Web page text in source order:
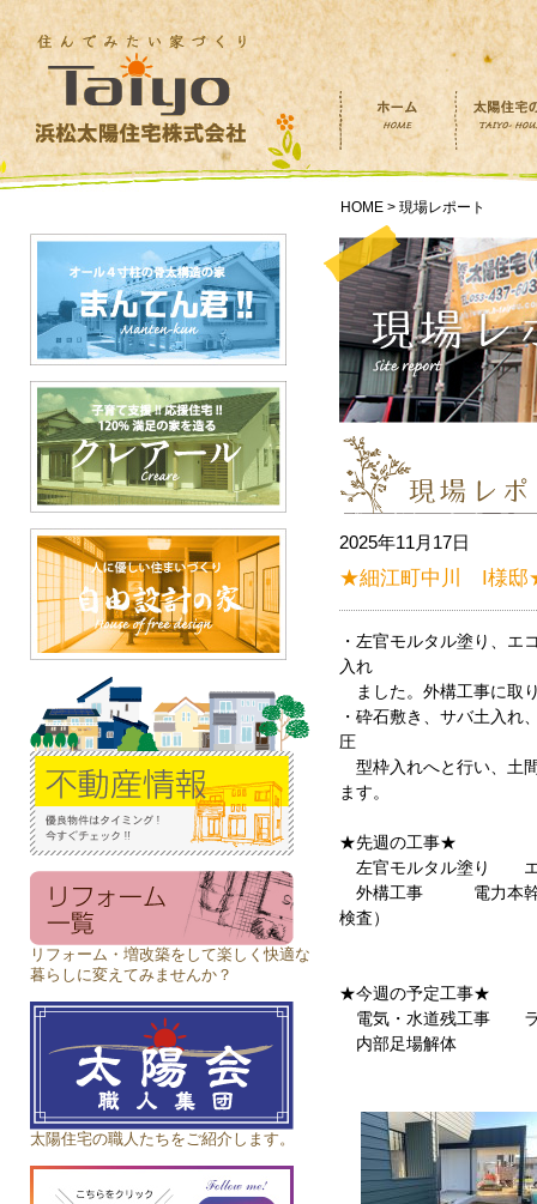
HOME > 現場レポート
2025年11月17日
★細江町中川 I様邸
・左官モルタル塗り、エ
入れ
ました。外構工事に取
・砕石敷き、サバ土入れ
圧
型枠入れへと行い、土
ます。
★先週の工事★
左官モルタル塗り エ
外構工事 電力本幹
検査）
★今週の予定工事★
電気・水道残工事
内部足場解体
リフォーム・増改築をして楽しく快適な
暮らしに変えてみませんか？
太陽住宅の職人たちをご紹介します。